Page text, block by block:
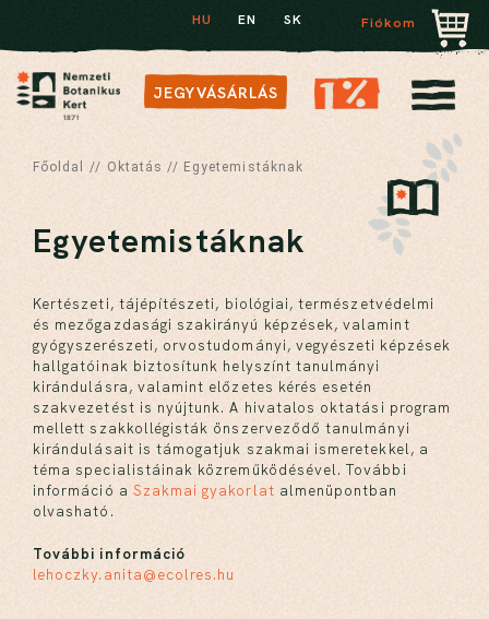
HU EN SK Fiókom
JEGYVÁSÁRLÁS
Főoldal // Oktatás // Egyetemistáknak
Egyetemistáknak
Kertészeti, tájépítészeti, biológiai, természetvédelmi
és mezőgazdasági szakirányú képzések, valamint
gyógyszerészeti, orvostudományi, vegyészeti képzések
hallgatóinak biztosítunk helyszínt tanulmányi
kirándulásra, valamint előzetes kérés esetén
szakvezetést is nyújtunk. A hivatalos oktatási program
mellett szakkollégisták önszerveződő tanulmányi
kirándulásait is támogatjuk szakmai ismeretekkel, a
téma specialistáinak közreműködésével. További
információ a Szakmai gyakorlat almenüpontban
olvasható.
További információ
lehoczky.anita@ecolres.hu